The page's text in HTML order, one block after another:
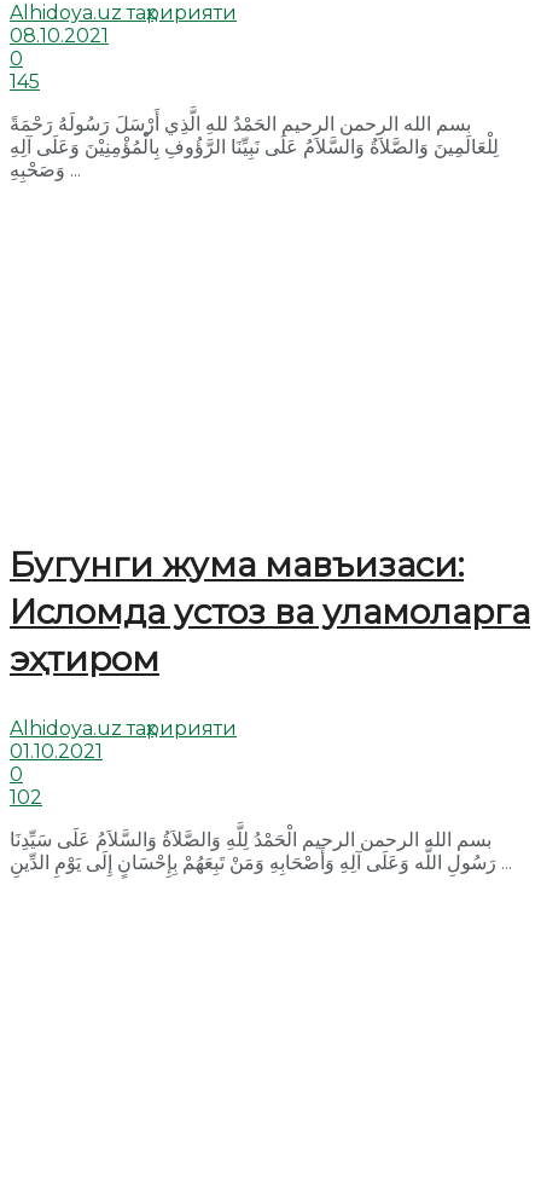
Alhidoya.uz таҳририяти
08.10.2021
0
145
بسم الله الرحمن الرحيم الحَمْدُ للهِ الَّذِي أَرْسَلَ رَسُولَهُ رَحْمَةً
لِلْعَالَمِينَ وَالصَّلاَةُ وَالسَّلاَمُ عَلَى نَبِيِّنَا الرَّؤُوفِ بِالْمُؤْمِنِيْنَ وَعَلَى آلِهِ
وَصَحْبِهِ ...
Бугунги жума мавъизаси:
Исломда устоз ва уламоларга
эҳтиром
Alhidoya.uz таҳририяти
01.10.2021
0
102
بسم الله الرحمن الرحيم الْحَمْدُ لِلَّهِ وَالصَّلاَةُ وَالسَّلاَمُ عَلَى سَيِّدِنَا
رَسُولِ اللَّه وَعَلَى آلِهِ وَأَصْحَابِهِ وَمَنْ تَبِعَهُمْ بِإِحْسَانٍ إِلَى يَوْمِ الدِّينِ ...